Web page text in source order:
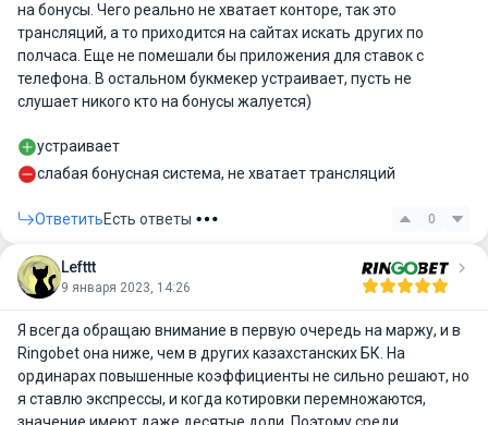
на бонусы. Чего реально не хватает конторе, так это
трансляций, а то приходится на сайтах искать других по
полчаса. Еще не помешали бы приложения для ставок с
телефона. В остальном букмекер устраивает, пусть не
слушает никого кто на бонусы жалуется)
устраивает
слабая бонусная система, не хватает трансляций
ОтветитьЕсть ответы 0
Lefttt
9 января 2023, 14:26
Я всегда обращаю внимание в первую очередь на маржу, и в
Ringobet она ниже, чем в других казахстанских БК. На
ординарах повышенные коэффициенты не сильно решают, но
я ставлю экспрессы, и когда котировки перемножаются,